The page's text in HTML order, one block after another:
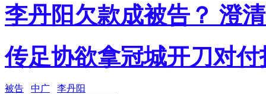
李丹阳欠款成被告？ 澄
传足协欲拿冠城开刀对
被告 中广 李丹阳